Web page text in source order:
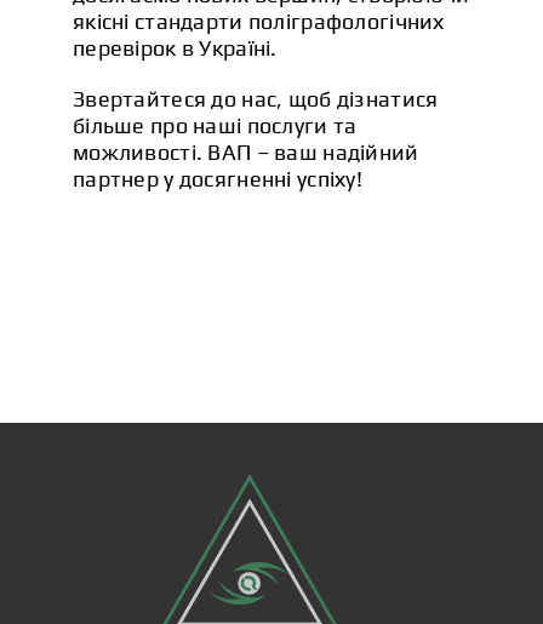
якісні стандарти поліграфологічних
перевірок в Україні.
Звертайтеся до нас, щоб дізнатися
більше про наші послуги та
можливості. ВАП – ваш надійний
партнер у досягненні успіху!